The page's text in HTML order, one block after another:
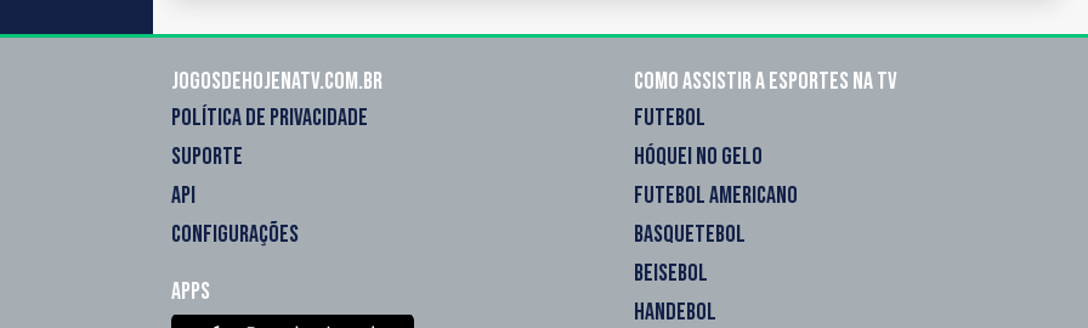
Jogosdehojenatv.com.br
POLÍTICA DE PRIVACIDADE
SUPORTE
API
CONFIGURAÇÕES
Apps
Como assistir a esportes na TV
FUTEBOL
HÓQUEI NO GELO
FUTEBOL AMERICANO
BASQUETEBOL
BEISEBOL
HANDEBOL